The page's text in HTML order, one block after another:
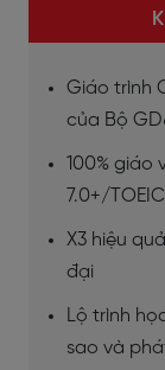
Giáo trình
của Bộ
100% giáo
7.0+/
X3 hiệu
đại
Lộ trình
sao và